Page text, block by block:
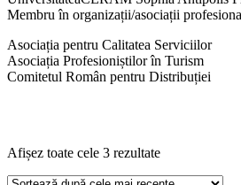
Membru în organizații/asociații
Asociația pentru Calitatea Serviciilor
Asociația Profesioniștilor în Turism
Comitetul Român pentru Distribuției
Afișez toate cele 3 rezultateSortat